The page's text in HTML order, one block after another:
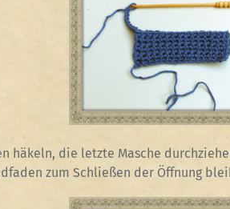
häkeln, die letzte Masche
zum Schließen der Öffnung